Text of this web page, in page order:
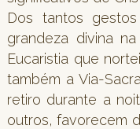
Dos tantos
grandeza divina
Eucaristia que
também a Via-
retiro durante a
outros, favorecem